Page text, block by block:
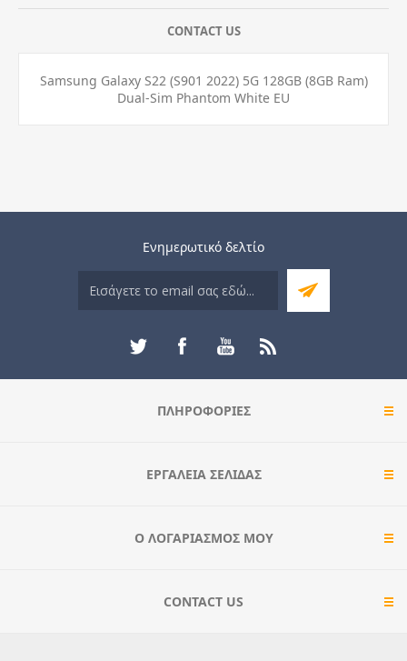
CONTACT US
Samsung Galaxy S22 (S901 2022) 5G 128GB (8GB Ram)
Dual-Sim Phantom White EU
Ενημερωτικό δελτίο
ΠΛΗΡΟΦΟΡΊΕΣ
ΕΡΓΑΛΕΊΑ ΣΕΛΊΔΑΣ
Ο ΛΟΓΑΡΙΑΣΜΌΣ ΜΟΥ
CONTACT US